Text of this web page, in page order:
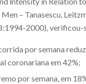
– Tanasescu,
2000), verificou-
por semana
coronariana em 42%;
por semana, em